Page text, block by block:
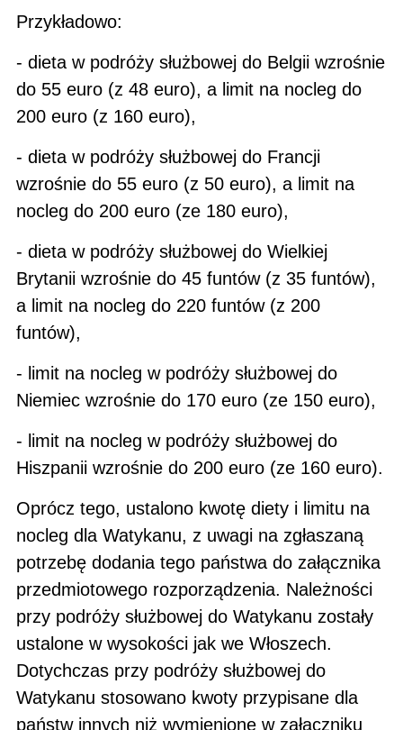
Przykładowo:
- dieta w podróży służbowej do Belgii wzrośnie
do 55 euro (z 48 euro), a limit na nocleg do
200 euro (z 160 euro),
- dieta w podróży służbowej do Francji
wzrośnie do 55 euro (z 50 euro), a limit na
nocleg do 200 euro (ze 180 euro),
- dieta w podróży służbowej do Wielkiej
Brytanii wzrośnie do 45 funtów (z 35 funtów),
a limit na nocleg do 220 funtów (z 200
funtów),
- limit na nocleg w podróży służbowej do
Niemiec wzrośnie do 170 euro (ze 150 euro),
- limit na nocleg w podróży służbowej do
Hiszpanii wzrośnie do 200 euro (ze 160 euro).
Oprócz tego, ustalono kwotę diety i limitu na
nocleg dla Watykanu, z uwagi na zgłaszaną
potrzebę dodania tego państwa do załącznika
przedmiotowego rozporządzenia. Należności
przy podróży służbowej do Watykanu zostały
ustalone w wysokości jak we Włoszech.
Dotychczas przy podróży służbowej do
Watykanu stosowano kwoty przypisane dla
państw innych niż wymienione w załączniku